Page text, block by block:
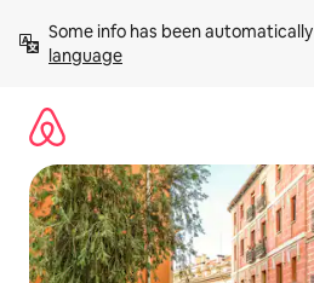
content
Some info has been
language